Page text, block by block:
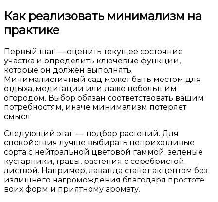
Как реализовать минимализм на
практике
Первый шаг — оценить текущее состояние
участка и определить ключевые функции,
которые он должен выполнять.
Минималистичный сад может быть местом для
отдыха, медитации или даже небольшим
огородом. Выбор обязан соответствовать вашим
потребностям, иначе минимализм потеряет
смысл.
Следующий этап — подбор растений. Для
спокойствия лучше выбирать неприхотливые
сорта с нейтральной цветовой гаммой: зелёные
кустарники, травы, растения с серебристой
листвой. Например, лаванда станет акцентом без
излишнего нагромождения благодаря простоте
воих форм и приятному аромату.